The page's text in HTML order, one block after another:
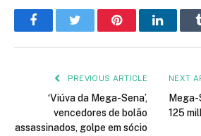
FacebookTwitter Pinterest
PREVIOUS ARTICLE
‘Viúva da Mega-Sena’,
vencedores de bolão
assassinados, golpe em sócio
NEXT
125